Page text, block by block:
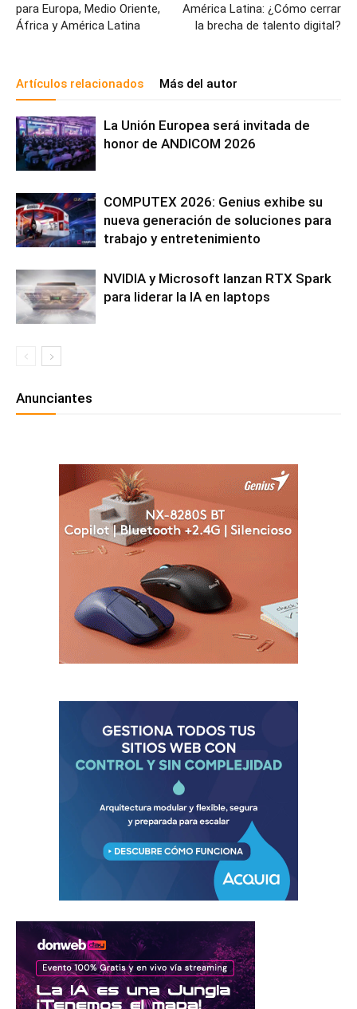
para Europa, Medio Oriente,
África y América Latina
América Latina: ¿Cómo cerrar
la brecha de talento digital?
Artículos relacionados Más del autor
La Unión Europea será invitada de
honor de ANDICOM 2026
COMPUTEX 2026: Genius exhibe su
nueva generación de soluciones para
trabajo y entretenimiento
NVIDIA y Microsoft lanzan RTX Spark
para liderar la IA en laptops
Anunciantes